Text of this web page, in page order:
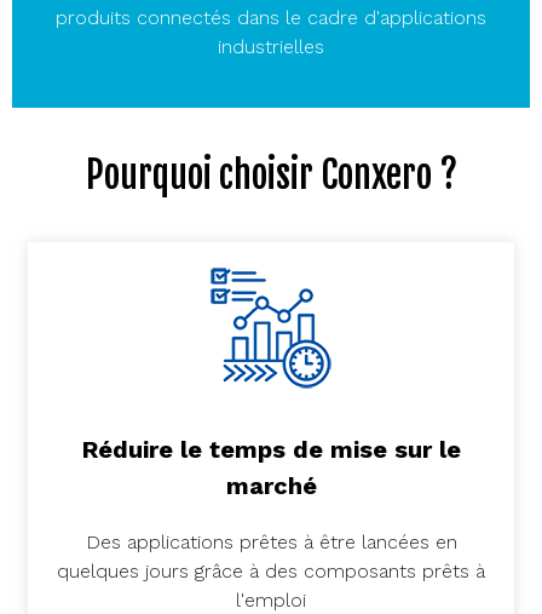
produits connectés dans le cadre d'applications
industrielles
Pourquoi choisir Conxero ?
Réduire le temps de mise sur le
marché
Des applications prêtes à être lancées en
quelques jours grâce à des composants prêts à
l'emploi